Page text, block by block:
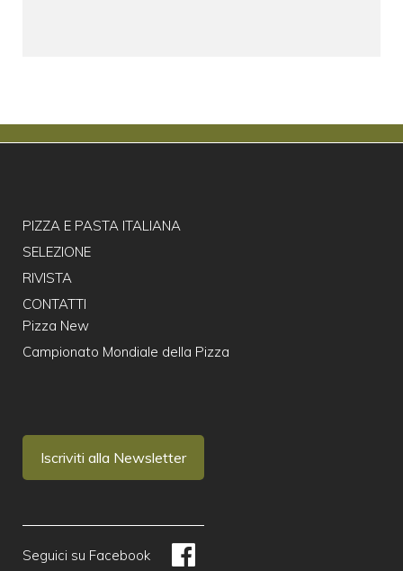
PIZZA E PASTA ITALIANA
SELEZIONE
RIVISTA
CONTATTI
Pizza New
Campionato Mondiale della Pizza
Iscriviti alla Newsletter
Seguici su Facebook